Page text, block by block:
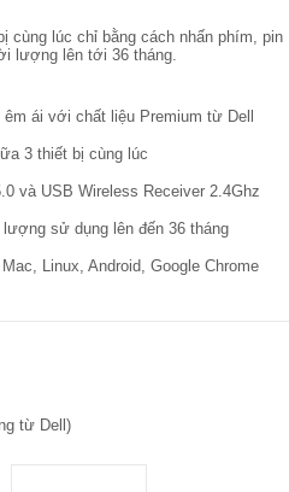
cùng lúc chỉ bằng cách nhấn phím, pin
lượng lên tới 36 tháng.
ái với chất liệu Premium từ Dell
3 thiết bị cùng lúc
và USB Wireless Receiver 2.4Ghz
sử dụng lên đến 36 tháng
Linux, Android, Google Chrome
từ Dell)